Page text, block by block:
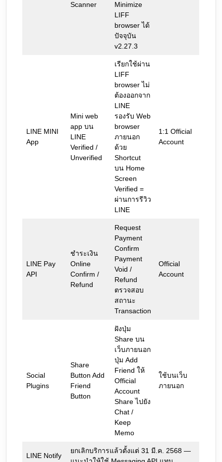
Scanner
Minimize
LIFF
browser ได้
ปัจจุบัน
v2.27.3
LINE MINI
App
Mini web
app บน
LINE
Verified /
Unverified
เรียกใช้ผ่าน
LIFF
browser ไม่
ต้องออกจาก
LINE
รองรับ Web
browser
ภายนอก
ด้วย
Shortcut
บน Home
Screen
Verified =
ผ่านการรีวิว
LINE
1:1 Official
Account
LINE Pay
API
ชำระเงิน
Online
Confirm /
Refund
Request
Payment
Confirm
Payment
Void /
Refund
ตรวจสอบ
สถานะ
Transaction
Official
Account
Social
Plugins
Share
Button Add
Friend
Button
ฝังปุ่ม
Share บน
เว็บภายนอก
ปุ่ม Add
Friend ให้
Official
Account
Share ไปยัง
Chat /
Keep
Memo
ใช้บนเว็บ
ภายนอก
LINE Notify
ยกเลิกบริการแล้วตั้งแต่ 31 มี.ค. 2568 —